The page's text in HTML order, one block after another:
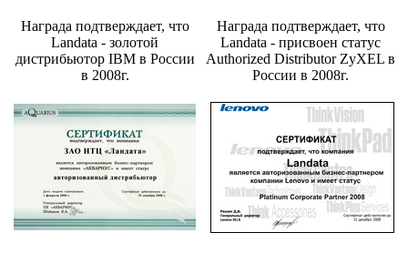
Награда подтверждает, что
Landata - золотой
дистрибьютор IBM в России
в 2008г.
Награда подтверждает, что
Landata - присвоен статус
Authorized Distributor ZyXEL в
России в 2008г.